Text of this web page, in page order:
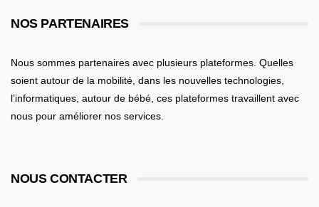
NOS PARTENAIRES
Nous sommes partenaires avec plusieurs plateformes. Quelles
soient autour de la mobilité , dans les nouvelles technologies,
l’informatiques, autour de bébé , ces plateformes travaillent avec
nous pour améliorer nos services.
NOUS CONTACTER